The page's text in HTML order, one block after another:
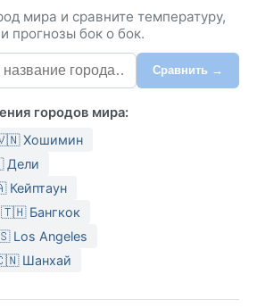
мира и сравните температуру,
прогнозы бок о бок.
Сравнить →
городов мира:
Хошимин
Бангкок
Los Angeles
Шанхай